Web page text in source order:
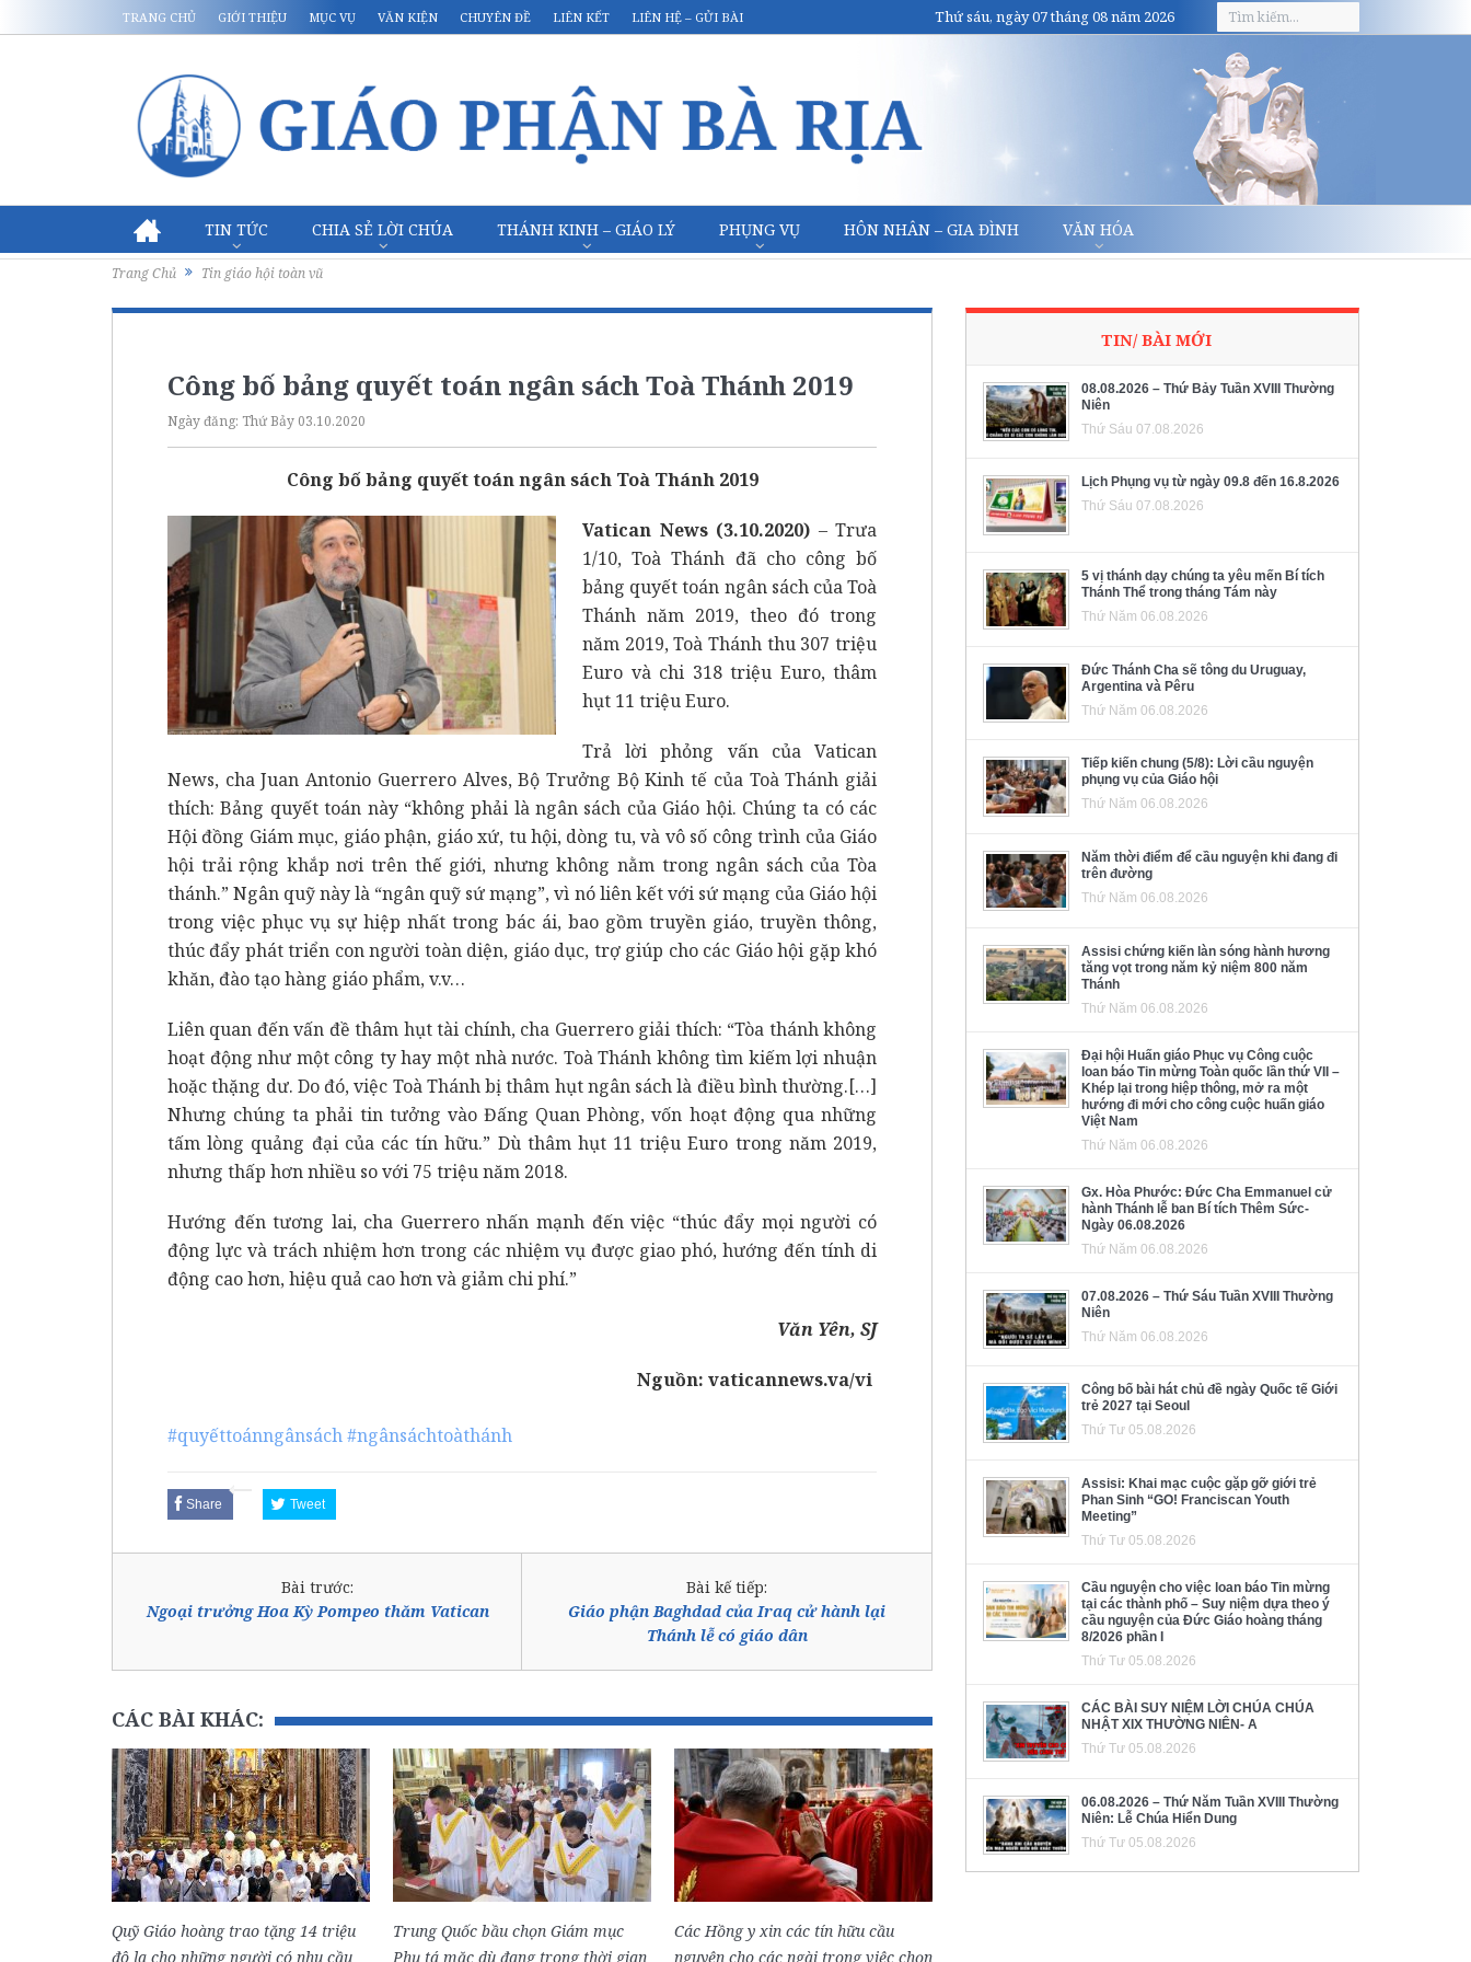
TRANG CHỦ GIỚI THIỆU MỤC VỤ VĂN KIỆN CHUYÊN ĐỀ LIÊN KẾT LIÊN HỆ – GỬI BÀI Thứ sáu, ngày 07 tháng 08 năm 2026
TIN TỨC CHIA SẺ LỜI CHÚA THÁNH KINH – GIÁO LÝ PHỤNG VỤ HÔN NHÂN – GIA ĐÌNH VĂN HÓA
Trang Chủ Tin giáo hội toàn vũ
Công bố bảng quyết toán ngân sách Toà Thánh 2019
Ngày đăng: Thứ Bảy 03.10.2020
Công bố bảng quyết toán ngân sách Toà Thánh 2019
Vatican News (3.10.2020) – Trưa
1/10, Toà Thánh đã cho công bố
bảng quyết toán ngân sách của Toà
Thánh năm 2019, theo đó trong
năm 2019, Toà Thánh thu 307 triệu
Euro và chi 318 triệu Euro, thâm
hụt 11 triệu Euro.
Trả lời phỏng vấn của Vatican
News, cha Juan Antonio Guerrero Alves, Bộ Trưởng Bộ Kinh tế của Toà Thánh giải
thích: Bảng quyết toán này “không phải là ngân sách của Giáo hội. Chúng ta có các
Hội đồng Giám mục, giáo phận, giáo xứ, tu hội, dòng tu, và vô số công trình của Giáo
hội trải rộng khắp nơi trên thế giới, nhưng không nằm trong ngân sách của Tòa
thánh.” Ngân quỹ này là “ngân quỹ sứ mạng”, vì nó liên kết với sứ mạng của Giáo hội
trong việc phục vụ sự hiệp nhất trong bác ái, bao gồm truyền giáo, truyền thông,
thúc đẩy phát triển con người toàn diện, giáo dục, trợ giúp cho các Giáo hội gặp khó
khăn, đào tạo hàng giáo phẩm, v.v…
Liên quan đến vấn đề thâm hụt tài chính, cha Guerrero giải thích: “Tòa thánh không
hoạt động như một công ty hay một nhà nước. Toà Thánh không tìm kiếm lợi nhuận
hoặc thặng dư. Do đó, việc Toà Thánh bị thâm hụt ngân sách là điều bình thường.[…]
Nhưng chúng ta phải tin tưởng vào Đấng Quan Phòng, vốn hoạt động qua những
tấm lòng quảng đại của các tín hữu.” Dù thâm hụt 11 triệu Euro trong năm 2019,
nhưng thấp hơn nhiều so với 75 triệu năm 2018.
Hướng đến tương lai, cha Guerrero nhấn mạnh đến việc “thúc đẩy mọi người có
động lực và trách nhiệm hơn trong các nhiệm vụ được giao phó, hướng đến tính di
động cao hơn, hiệu quả cao hơn và giảm chi phí.”
Văn Yên, SJ
Nguồn: vaticannews.va/vi
#quyếttoánngânsách#ngânsáchtoàthánh
Share Tweet
Bài trước:
Ngoại trưởng Hoa Kỳ Pompeo thăm Vatican
Bài kế tiếp:
Giáo phận Baghdad của Iraq cử hành lại
Thánh lễ có giáo dân
CÁC BÀI KHÁC:
Quỹ Giáo hoàng trao tặng 14 triệu
đô la cho những người có nhu cầu
Trung Quốc bầu chọn Giám mục
Phụ tá mặc dù đang trong thời gian
Các Hồng y xin các tín hữu cầu
nguyện cho các ngài trong việc chọn
TIN/ BÀI MỚI
08.08.2026 – Thứ Bảy Tuần XVIII Thường
Niên
Thứ Sáu 07.08.2026
Lịch Phụng vụ từ ngày 09.8 đến 16.8.2026
Thứ Sáu 07.08.2026
5 vị thánh dạy chúng ta yêu mến Bí tích
Thánh Thể trong tháng Tám này
Thứ Năm 06.08.2026
Đức Thánh Cha sẽ tông du Uruguay,
Argentina và Pêru
Thứ Năm 06.08.2026
Tiếp kiến chung (5/8): Lời cầu nguyện
phụng vụ của Giáo hội
Thứ Năm 06.08.2026
Năm thời điểm để cầu nguyện khi đang đi
trên đường
Thứ Năm 06.08.2026
Assisi chứng kiến làn sóng hành hương
tăng vọt trong năm kỷ niệm 800 năm
Thánh
Thứ Năm 06.08.2026
Đại hội Huấn giáo Phục vụ Công cuộc
loan báo Tin mừng Toàn quốc lần thứ VII –
Khép lại trong hiệp thông, mở ra một
hướng đi mới cho công cuộc huấn giáo
Việt Nam
Thứ Năm 06.08.2026
Gx. Hòa Phước: Đức Cha Emmanuel cử
hành Thánh lễ ban Bí tích Thêm Sức-
Ngày 06.08.2026
Thứ Năm 06.08.2026
07.08.2026 – Thứ Sáu Tuần XVIII Thường
Niên
Thứ Năm 06.08.2026
Công bố bài hát chủ đề ngày Quốc tế Giới
trẻ 2027 tại Seoul
Thứ Tư 05.08.2026
Assisi: Khai mạc cuộc gặp gỡ giới trẻ
Phan Sinh “GO! Franciscan Youth
Meeting”
Thứ Tư 05.08.2026
Cầu nguyện cho việc loan báo Tin mừng
tại các thành phố – Suy niệm dựa theo ý
cầu nguyện của Đức Giáo hoàng tháng
8/2026 phần I
Thứ Tư 05.08.2026
CÁC BÀI SUY NIỆM LỜI CHÚA CHÚA
NHẬT XIX THƯỜNG NIÊN- A
Thứ Tư 05.08.2026
06.08.2026 – Thứ Năm Tuần XVIII Thường
Niên: Lễ Chúa Hiển Dung
Thứ Tư 05.08.2026